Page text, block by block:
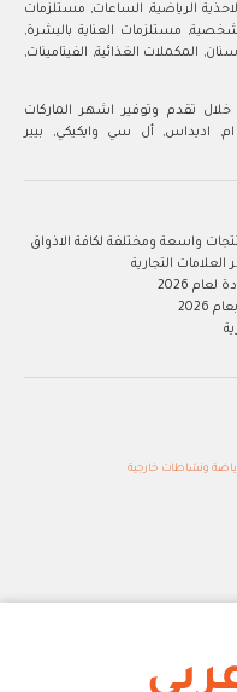
الرياضية, الساعات, مستلزمات
مستلزمات العناية بالبشرة,
المكملات الغذائية, الفيتامينات,
تقدم وتوفير اشهر الماركات
اديداس, أل سي وايكيكي, بيير
واسعة ومختلفة لكافة الاذواق
التجارية
2026
ونشاطات خارجية